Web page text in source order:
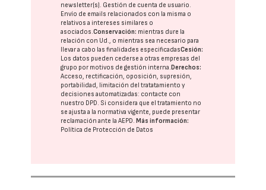
newsletter(s). Gestión de cuenta de usuario.
Envío de emails relacionados con la misma o
relativos a intereses similares o
asociados.Conservación: mientras dure la
relación con Ud., o mientras sea necesario para
llevar a cabo las finalidades especificadasCesión:
Los datos pueden cederse a otras empresas del
grupo por motivos de gestión interna.Derechos:
Acceso, rectificación, oposición, supresión,
portabilidad, limitación del tratatamiento y
decisiones automatizadas: contacte con
nuestro DPD. Si considera que el tratamiento no
se ajusta a la normativa vigente, puede presentar
reclamación ante laAEPD.Más información:
Política de Protección de Datos